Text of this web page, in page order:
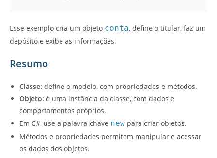
Esse exemplo cria um objeto conta, define o titular, faz um
depósito e exibe as informações.
Resumo
Classe: define o modelo, com propriedades e métodos.
Objeto: é uma instância da classe, com dados e
comportamentos próprios.
Em C#, use a palavra-chave new para criar objetos.
Métodos e propriedades permitem manipular e acessar
os dados dos objetos.